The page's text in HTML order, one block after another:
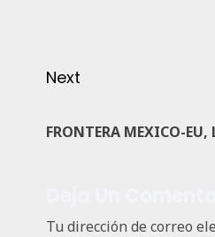
Next
FRONTERA MEXICO-
Tu dirección de correo